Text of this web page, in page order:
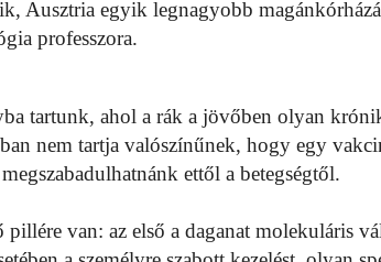
Ausztria egyik legnagyobb
professzora.
tartunk, ahol a rák a jövőben olyan
nem tartja valószínűnek, hogy egy
ettől a betegségtől.
van: az első a daganat molekuláris